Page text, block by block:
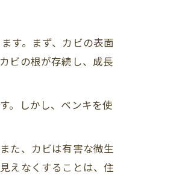
す。まず、カビの表面
ビの根が存続し、成長
。しかし、ペンキを使
た、カビは有害な微生
えなくすることは、住